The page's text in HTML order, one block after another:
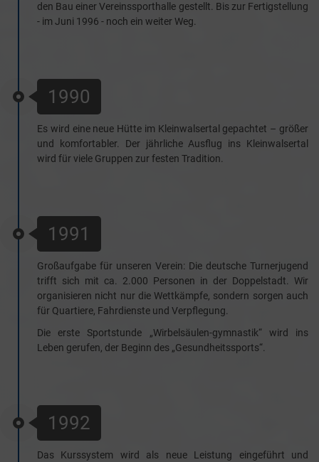
den Bau einer Vereinssporthalle gestellt. Bis zur Fertigstellung
- im Juni 1996 - noch ein weiter Weg.
1990
Es wird eine neue Hütte im Kleinwalsertal gepachtet – größer
und komfortabler. Der jährliche Ausflug ins Kleinwalsertal
wird für viele Gruppen zur festen Tradition.
1991
Großaufgabe für unseren Verein: Die deutsche Turnerjugend
trifft sich mit ca. 2.000 Personen in der Doppelstadt. Wir
organisieren nicht nur die Wettkämpfe, sondern sorgen auch
für Quartiere, Fahrdienste und Verpflegung.
Die erste Sportstunde „Wirbelsäulen-gymnastik“ wird ins
Leben gerufen, der Beginn des „Gesundheitssports“.
1992
Das Kurssystem wird als neue Leistung eingeführt und